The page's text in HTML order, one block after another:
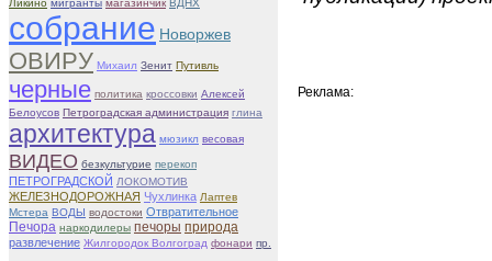
Ликино мигранты магазинчик ВДНХ
собрание Новоржев
ОВИРУ Михаил Зенит Путивль
черные политика кроссовки Алексей
Белоусов Петроградская администрация глина
архитектура мюзикл весовая
ВИДЕО безкультурие перекоп
ПЕТРОГРАДСКОЙ ЛОКОМОТИВ
ЖЕЛЕЗНОДОРОЖНАЯ Чухлинка Лаптев
Мстера ВОДЫ водостоки Отвратительное
Печора наркодилеры печоры природа
развлечение Жилгородок Волгоград фонари пр.
Реклама: